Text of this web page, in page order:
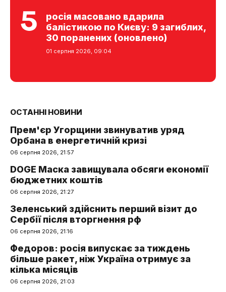
росія масовано вдарила
балістикою по Києву: 9 загиблих,
30 поранених (оновлено)
01 серпня 2026, 09:04
ОСТАННІ НОВИНИ
Прем'єр Угорщини звинуватив уряд
Орбана в енергетичній кризі
06 серпня 2026, 21:57
DOGE Маска завищувала обсяги економії
бюджетних коштів
06 серпня 2026, 21:27
Зеленський здійснить перший візит до
Сербії після вторгнення рф
06 серпня 2026, 21:16
Федоров: росія випускає за тиждень
більше ракет, ніж Україна отримує за
кілька місяців
06 серпня 2026, 21:03